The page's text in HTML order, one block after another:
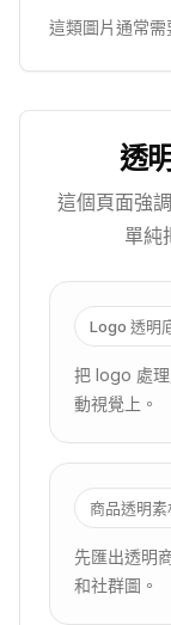
這類圖片通常需
透
這個頁面強
單純
Logo 透明
把 logo 處
動視覺上。
商品透明素
先匯出透明
和社群圖。